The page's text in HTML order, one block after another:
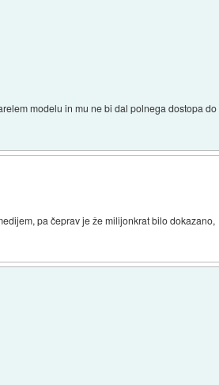
modelu in mu ne bi dal polnega dostopa do
pa čeprav je že milijonkrat bilo dokazano,